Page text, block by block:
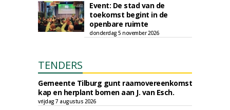
Event: De stad van de
toekomst begint in de
openbare ruimte
donderdag 5 november 2026
TENDERS
Gemeente Tilburg gunt raamovereenkomst
kap en herplant bomen aan J. van Esch.
vrijdag 7 augustus 2026